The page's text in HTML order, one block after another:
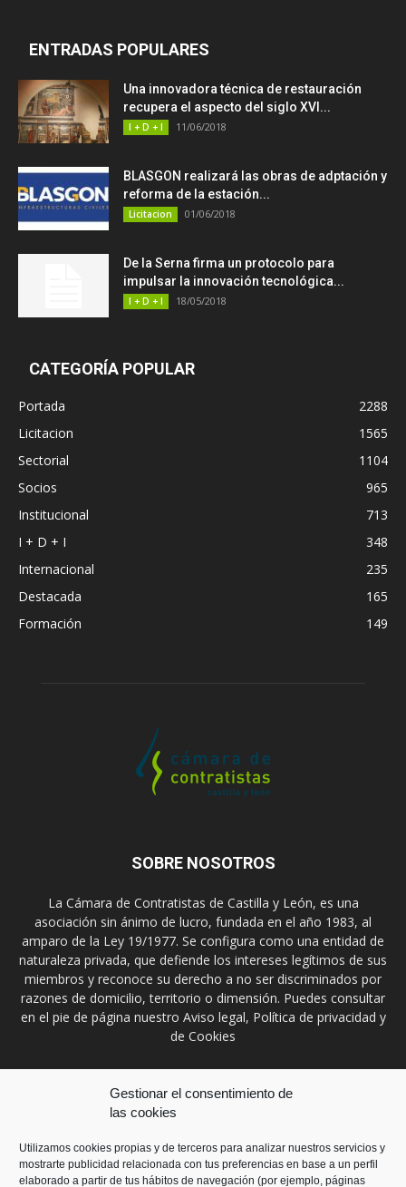
Gestionar el consentimiento de
las cookies
Utilizamos cookies propias y de terceros para analizar nuestros servicios y
mostrarte publicidad relacionada con tus preferencias en base a un perfil
elaborado a partir de tus hábitos de navegación (por ejemplo, páginas
ENTRADAS POPULARES
Una innovadora técnica de restauración
recupera el aspecto del siglo XVI...
I + D + I 11/06/2018
BLASGON realizará las obras de adptación y
reforma de la estación...
Licitacion 01/06/2018
De la Serna firma un protocolo para
impulsar la innovación tecnológica...
I + D + I 18/05/2018
CATEGORÍA POPULAR
Portada
2288
Licitacion
1565
Sectorial
1104
Socios
965
Institucional
713
I + D + I
348
Internacional
235
Destacada
165
Formación
149
SOBRE NOSOTROS
La Cámara de Contratistas de Castilla y León, es una
asociación sin ánimo de lucro, fundada en el año 1983, al
amparo de la Ley 19/1977. Se configura como una entidad de
naturaleza privada, que defiende los intereses legítimos de sus
miembros y reconoce su derecho a no ser discriminados por
razones de domicilio, territorio o dimensión. Puedes consultar
en el pie de página nuestro Aviso legal, Política de privacidad y
de Cookies
Contáctanos:prensa@ccontratistascyl.es
SÍGUENOS